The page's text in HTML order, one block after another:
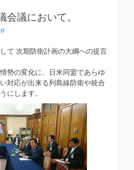
会議において。
て 次期防衛計画の大綱への提言
勢の変化に、日米同盟であらゆ
対応が出来る列島線防衛や統合
にします。